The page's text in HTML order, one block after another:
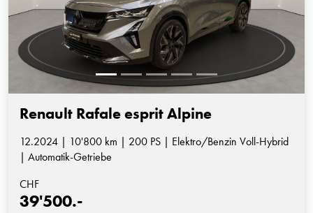
Renault Rafale esprit Alpine
12.2024 | 10'800 km | 200 PS | Elektro/Benzin Voll-Hybrid
| Automatik-Getriebe
CHF
39'500.-